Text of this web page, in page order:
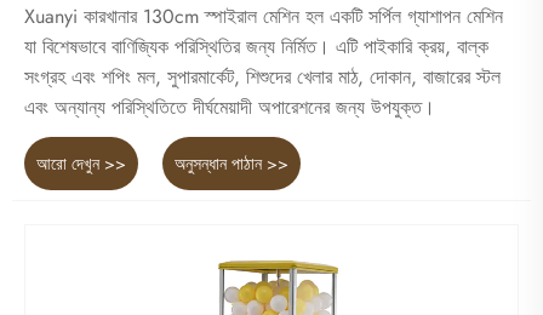
Xuanyi কারখানার 130cm স্পাইরাল মেশিন হল একটি সর্পিল গ্যাশাপন মেশিন
যা বিশেষভাবে বাণিজ্যিক পরিস্থিতির জন্য নির্মিত। এটি পাইকারি ক্রয়, বাল্ক
সংগ্রহ এবং শপিং মল, সুপারমার্কেট, শিশুদের খেলার মাঠ, দোকান, বাজারের স্টল
এবং অন্যান্য পরিস্থিতিতে দীর্ঘমেয়াদী অপারেশনের জন্য উপযুক্ত।
আরো দেখুন >> অনুসন্ধান পাঠান >>